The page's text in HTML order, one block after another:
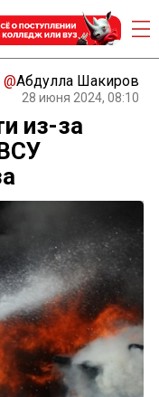
@Абдулла Шакиров
28 июня 2024, 08:10
из-за